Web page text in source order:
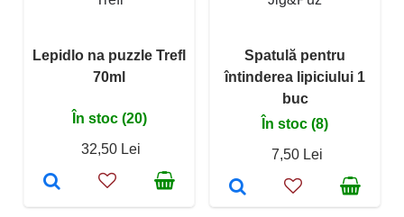
Lepidlo na puzzle Trefl
70ml
În stoc (20)
32,50 Lei
Spatulă pentru
întinderea lipiciului 1
buc
În stoc (8)
7,50 Lei